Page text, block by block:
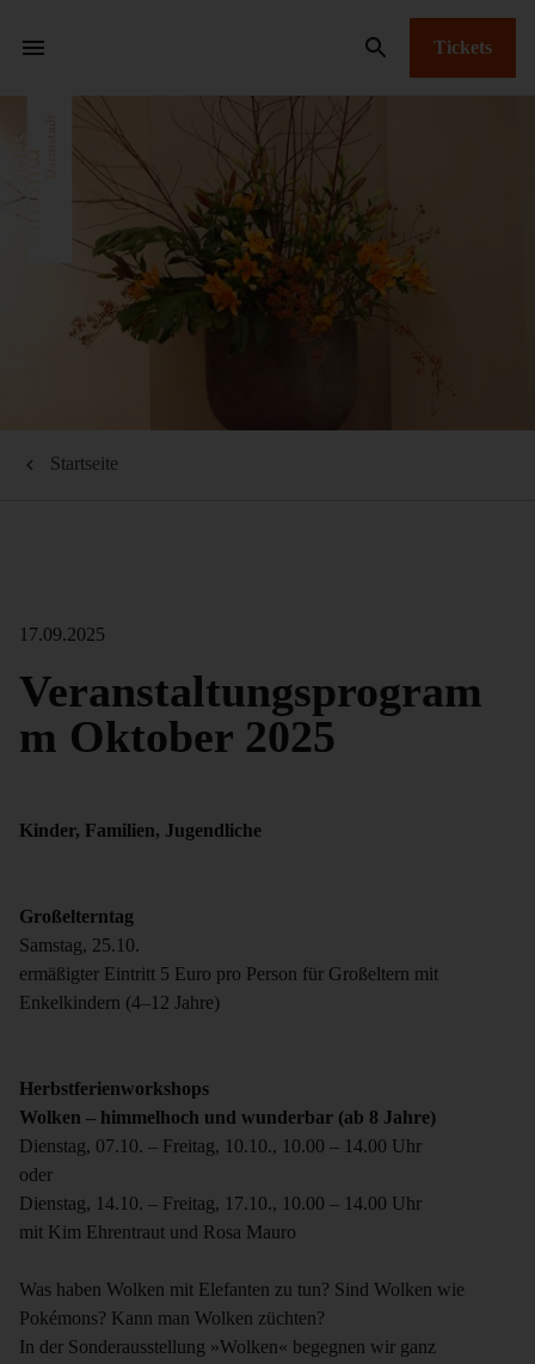
Tickets
Startseite
17.09.2025
Veranstaltungsprogram
m Oktober 2025
Kinder, Familien, Jugendliche
Großelterntag
Samstag, 25.10.
ermäßigter Eintritt 5 Euro pro Person für Großeltern mit
Enkelkindern (4–12 Jahre)
Herbstferienworkshops
Wolken – himmelhoch und wunderbar (ab 8 Jahre)
Dienstag, 07.10. – Freitag, 10.10., 10.00 – 14.00 Uhr
oder
Dienstag, 14.10. – Freitag, 17.10., 10.00 – 14.00 Uhr
mit Kim Ehrentraut und Rosa Mauro
Was haben Wolken mit Elefanten zu tun? Sind Wolken wie
Pokémons? Kann man Wolken züchten?
In der Sonderausstellung »Wolken« begegnen wir ganz